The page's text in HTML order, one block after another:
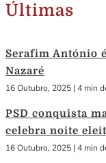
Últimas
Serafim António
Nazaré
16 Outubro, 2025 | 4 min
PSD conquista
celebra noite
16 Outubro, 2025 | 4 min